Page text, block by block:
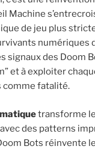
Machine
de jeu plus
numériques
signaux des Doom
et à exploiter
comme fatalité.
transforme
des patterns
Bots réinvente